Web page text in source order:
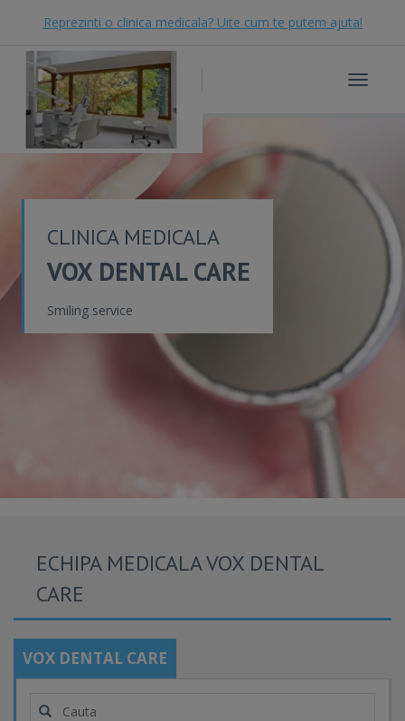
Reprezinti o clinica medicala? Uite cum te putem ajuta!
Toggle
CLINICA MEDICALA
VOX DENTAL CARE
Smiling service
ECHIPA MEDICALA VOX DENTAL
CARE
VOX DENTAL CARE